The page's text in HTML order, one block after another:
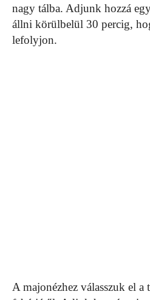
nagy tálba. Adjunk hozzá
állni körülbelül 30 percig,
lefolyjon.
A majonézhez válasszuk el a